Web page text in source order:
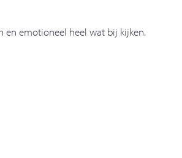
en emotioneel heel wat bij kijken.